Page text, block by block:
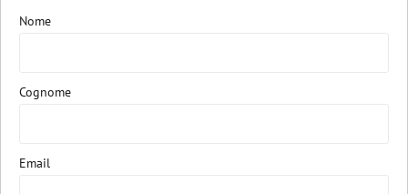
Nome
Cognome
Email